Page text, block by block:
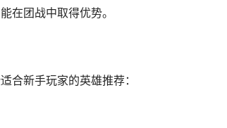
在团战中取得优势。
合新手玩家的英雄推荐：